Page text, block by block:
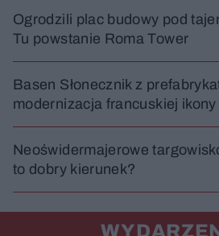
Ogrodzili plac budowy pod
Tu powstanie Roma Tower
Basen Słonecznik z
modernizacja francuskiej ikony
Neoświdermajerowe
to dobry kierunek?